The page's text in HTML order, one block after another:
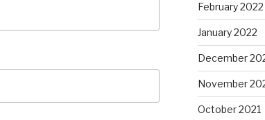
February 2022
January 2022
December
November
October 2021